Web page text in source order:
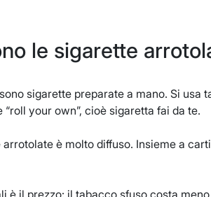
le sigarette
sigarette preparate a mano. Si
“roll your own”, cioè sigaretta fai da te.
è molto diffuso. Insieme a